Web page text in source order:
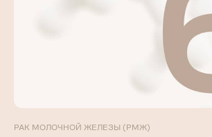
РАК МОЛОЧНОЙ ЖЕЛЕЗЫ (РМЖ)